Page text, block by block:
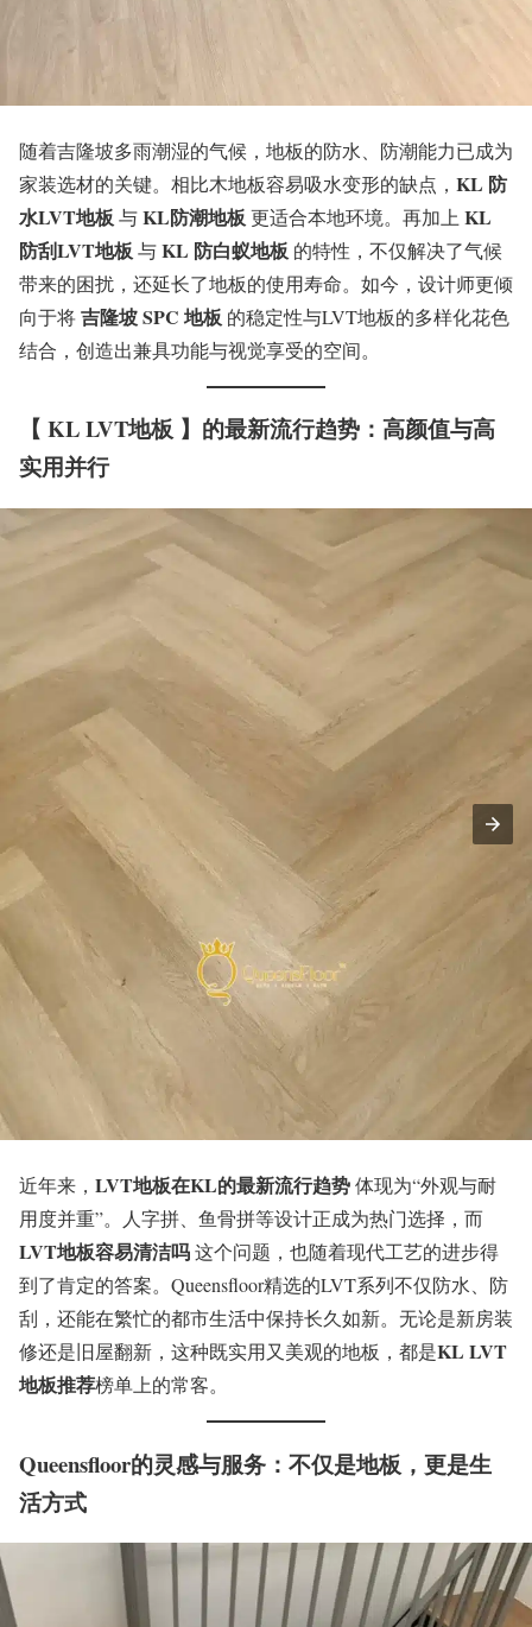
随着吉隆坡多雨潮湿的气候，地板的防水、防潮能力已成为
家装选材的关键。相比木地板容易吸水变形的缺点， KL 防
水LVT地板与KL防潮地板更适合本地环境。再加上 KL
防刮LVT地板与KL 防白蚁地板 的特性，不仅解决了气候
带来的困扰，还延长了地板的使用寿命。如今，设计师更倾
向于将吉隆坡 SPC 地板 的稳定性与LVT地板的多样化花色
结合，创造出兼具功能与视觉享受的空间。
【 KL LVT地板 】的最新流行趋势：高颜值与高
实用并行
近年来， LVT地板在KL的最新流行趋势体现为“外观与耐
用度并重”。人字拼、鱼骨拼等设计正成为热门选择，而
LVT地板容易清洁吗这个问题，也随着现代工艺的进步得
到了肯定的答案。Queensfloor精选的LVT系列不仅防水、防
刮，还能在繁忙的都市生活中保持长久如新。无论是新房装
修还是旧屋翻新，这种既实用又美观的地板，都是KL LVT
地板推荐榜单上的常客。
Queensfloor的灵感与服务：不仅是地板，更是生
活方式